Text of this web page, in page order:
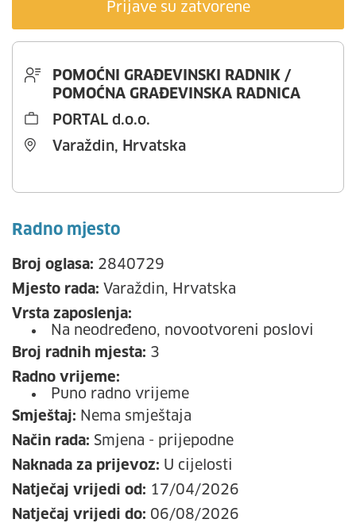
Prijave su zatvorene
POMOĆNI GRAĐEVINSKI RADNIK /
POMOĆNA GRAĐEVINSKA RADNICA
PORTAL d.o.o.
Varaždin, Hrvatska
Radno mjesto
Broj oglasa: 2840729
Mjesto rada: Varaždin, Hrvatska
Vrsta zaposlenja:
Na neodređeno, novootvoreni poslovi
Broj radnih mjesta: 3
Radno vrijeme:
Puno radno vrijeme
Smještaj: Nema smještaja
Način rada: Smjena - prijepodne
Naknada za prijevoz: U cijelosti
Natječaj vrijedi od: 17/04/2026
Natječaj vrijedi do: 06/08/2026